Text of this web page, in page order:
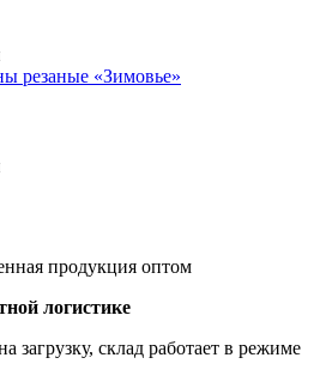
резаные «Зимовье»
продукция оптом
логистике
загрузку, склад работает в режиме